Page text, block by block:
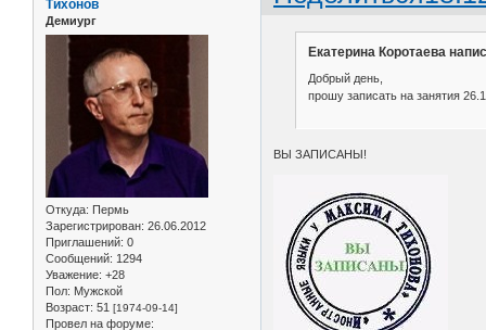
Тихонов
Демиург
Откуда: Пермь
Зарегистрирован: 26.06.2012
Приглашений: 0
Сообщений: 1294
Уважение: +28
Пол: Мужской
Возраст: 51 [1974-09-14]
Провел на форуме:
Екатерина Коротаева
Добрый день,
прошу записать на занятия
ВЫ ЗАПИСАНЫ!